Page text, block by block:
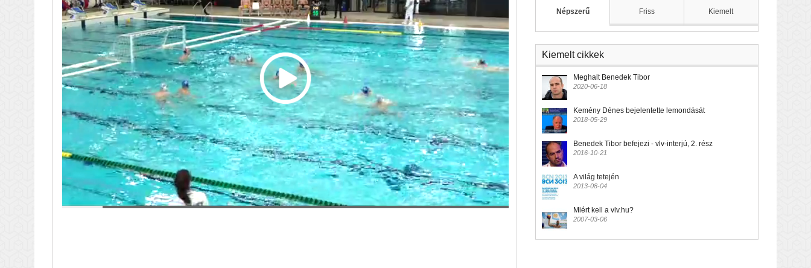
Népszerű Friss Kiemelt
Kiemelt cikkek
Meghalt Benedek Tibor
2020-06-18
Kemény Dénes bejelentette lemondását
2018-05-29
Benedek Tibor befejezi - vlv-interjú, 2. rész
2016-10-21
A világ tetején
2013-08-04
Miért kell a vlv.hu?
2007-03-06